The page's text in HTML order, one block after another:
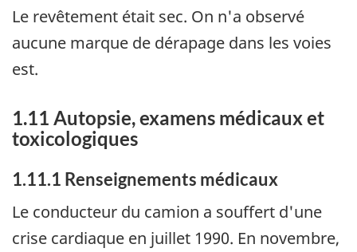
Le revêtement était sec. On n'a observé
aucune marque de dérapage dans les voies
est.
1.11 Autopsie, examens médicaux et
toxicologiques
1.11.1 Renseignements médicaux
Le conducteur du camion a souffert d'une
crise cardiaque en juillet 1990. En novembre,